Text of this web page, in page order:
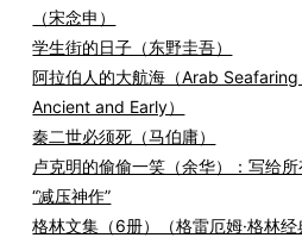
（宋念申）
学生街的日子（东野圭吾）
阿拉伯人的大航海（Arab
Ancient and Early）
秦二世必须死（马伯庸）
卢克明的偷偷一笑（余华）：写给
“减压神作”
格林文集（6册）（格雷厄姆·格林经